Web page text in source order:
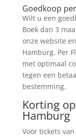
Goedkoop
Wilt u een
Boek dan 3
onze website
Hamburg. Per
met optimaal
tegen een
bestemming.
Korting
Hamburg
Voor tickets